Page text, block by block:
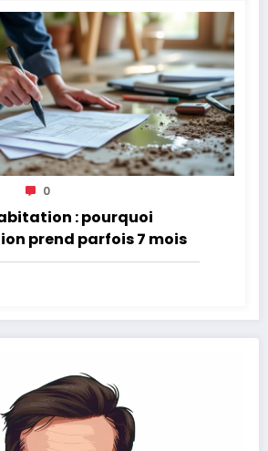
0
: pourquoi
prend parfois 7 mois